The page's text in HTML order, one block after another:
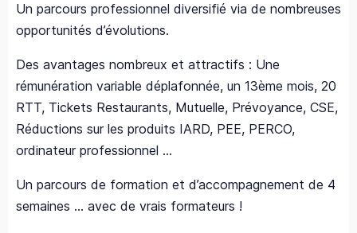
Un parcours professionnel diversifié via de nombreuses
opportunités d’évolutions.
Des avantages nombreux et attractifs : Une
rémunération variable déplafonnée, un 13ème mois, 20
RTT, Tickets Restaurants, Mutuelle, Prévoyance, CSE,
Réductions sur les produits IARD, PEE, PERCO,
ordinateur professionnel ...
Un parcours de formation et d’accompagnement de 4
semaines ... avec de vrais formateurs !